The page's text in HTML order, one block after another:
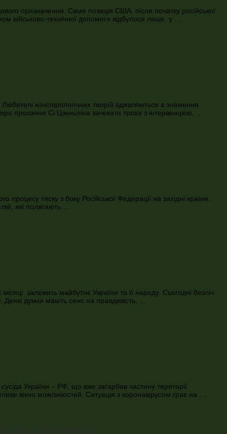
призначення. Саме позиція США, після початку російської
військово-технічної допомоги відбулося лише у …
конспірологічних теорій вдивляються в знамення
прохання Сі Цзеньпіна зачекати трохи з інтервенцією, …
тиску з боку Російської Федерації на західні країни.
які полягають …
залежить майбутнє України та її народу. Сьогодні безліч
Деякі думки мають сенс на правдивість, …
України – РФ, що вже загарбав частину території
вікно можливостей. Ситуація з коронавірусом грає на …